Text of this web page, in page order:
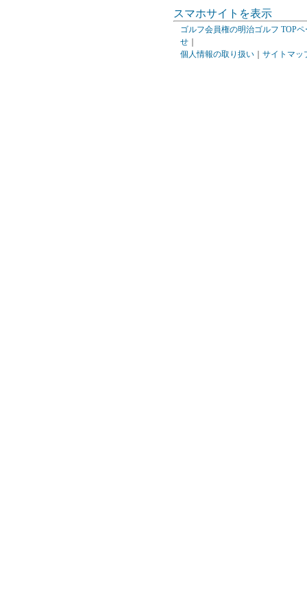
スマホサイトを表示
ゴルフ会員権の明治ゴルフ TOPペ
せ
個人情報の取り扱い
サイトマッ